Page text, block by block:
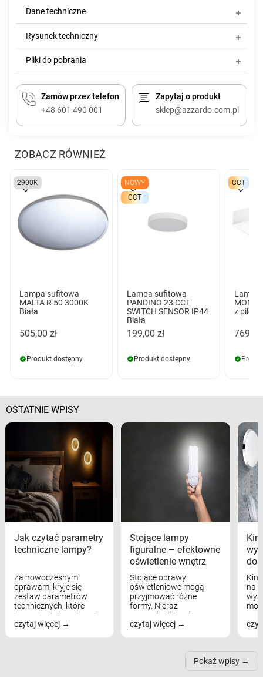
Dane techniczne
Rysunek techniczny
Pliki do pobrania
Zamów przez telefon
+48 601 490 001
Zapytaj o produkt
sklep@azzardo.com.pl
ZOBACZ RÓWNIEŻ
2900K
Lampa sufitowa
MALTA R 50 3000K
Biała
505,00 zł
Produkt dostępny
NOWY
CCT
Lampa sufitowa
PANDINO 23 CCT
SWITCH SENSOR IP44
Biała
199,00 zł
Produkt dostępny
CCT
Lampa
z
769,00
OSTATNIE WPISY
Jak czytać parametry
techniczne lampy?
Za nowoczesnymi
oprawami kryje się
zestaw parametrów
technicznych, które
bezpośrednio wpływają
na komfort widzenia,
czytaj więcej
Stojące lampy
figuralne – efektowne
oświetlenie wnętrz
Stojące oprawy
oświetleniowe mogą
przyjmować różne
formy. Nieraz
wspominaliśmy już
modele na łukowych
nich może przydać się w
czytaj więcej
na
Pokaż wpisy